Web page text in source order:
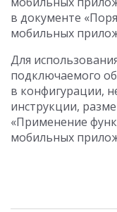
в документе
мобильных
Для
подключаемого
в конфигурации,
инструкции,
«Применение
мобильных